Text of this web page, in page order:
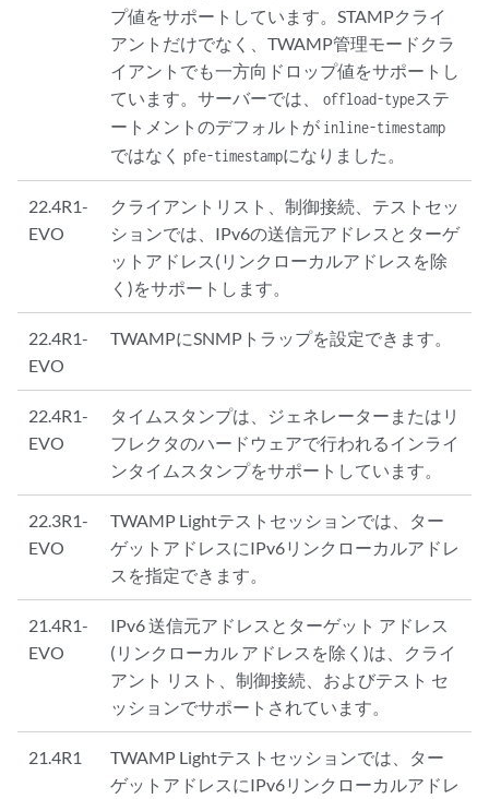
プ値をサポートしています。STAMPクライ
アントだけでなく、TWAMP管理モードクラ
イアントでも一方向ドロップ値をサポートし
ています。サーバーでは、 offload-typeステ
ートメントのデフォルトが inline-timestamp
ではなく pfe-timestampになりました。
22.4R1-
EVO
クライアントリスト、制御接続、テストセッ
ションでは、IPv6の送信元アドレスとターゲ
ットアドレス(リンクローカルアドレスを除
く)をサポートします。
22.4R1-
EVO
TWAMPにSNMPトラップを設定できます。
22.4R1-
EVO
タイムスタンプは、ジェネレーターまたはリ
フレクタのハードウェアで行われるインライ
ンタイムスタンプをサポートしています。
22.3R1-
EVO
TWAMP Lightテストセッションでは、ター
ゲットアドレスにIPv6リンクローカルアドレ
スを指定できます。
21.4R1-
EVO
IPv6 送信元アドレスとターゲット アドレス
(リンクローカル アドレスを除く)は、クライ
アント リスト、制御接続、およびテスト セ
ッションでサポートされています。
21.4R1
TWAMP Lightテストセッションでは、ター
ゲットアドレスにIPv6リンクローカルアドレ